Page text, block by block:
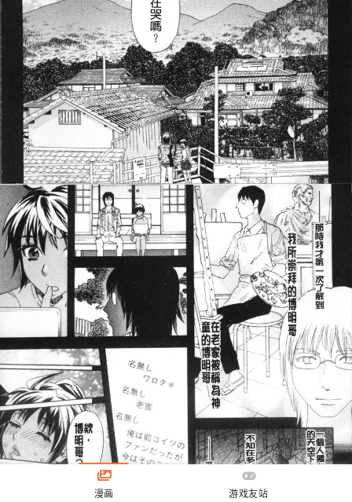
漫画 游戏友站